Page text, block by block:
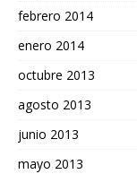
febrero 2014
enero 2014
octubre 2013
agosto 2013
junio 2013
mayo 2013